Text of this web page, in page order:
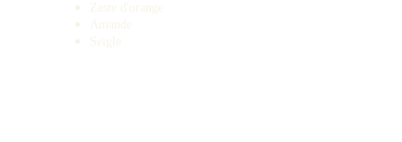
Zeste d'orange
Amande
Seigle